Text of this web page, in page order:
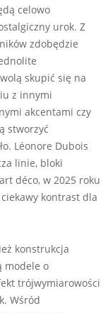
celowo
urok. Z
zdobędzie
skupić się na
z innymi
akcentami czy
stworzyć
Léonore Dubois
linie, bloki
déco, w 2025 roku
kontrast dla
konstrukcja
modele o
trójwymiarowości
Wśród